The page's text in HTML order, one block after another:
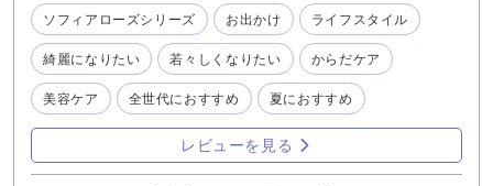
無く ほのかに香ってくれるのが良いのです💕 わかさのソフ
ィアローズ』に配合されているローズオイルは、約2,600本
のダマスクローズからたった１ｇしかとれない最高級のロ
ーズオイルを100%使用。 からだの内側から優しく香るダ
マスクローズ🌹の香りを是非お試しくださいね☆
ソフィアローズシリーズ お出かけ ライフスタイル
綺麗になりたい 若々しくなりたい からだケア
美容ケア 全世代におすすめ 夏におすすめ
レビューを見る